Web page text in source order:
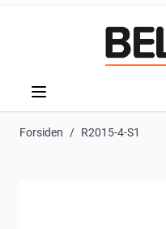
Forsiden / R2015-4-S1